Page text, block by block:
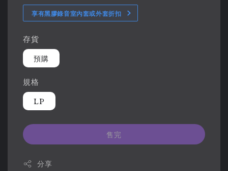
享有黑膠錄音室內套或外套折扣
存貨
預購
規格
LP
售完
分享